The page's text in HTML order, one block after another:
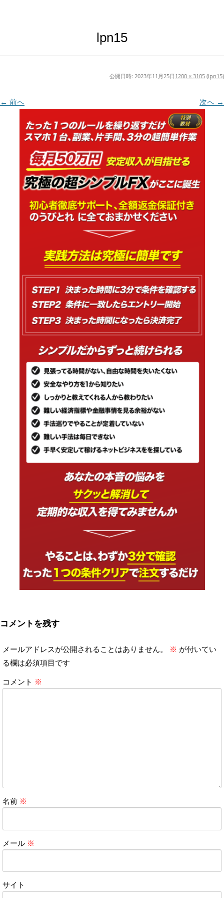
lpn15
公開日時: 2023年11月25日 1200 × 3105 (lpn15)
← 前へ 次へ →
コメントを残す
メールアドレスが公開されることはありません。 ※ が付いてい
る欄は必須項目です
コメント ※
名前 ※
メール ※
サイト